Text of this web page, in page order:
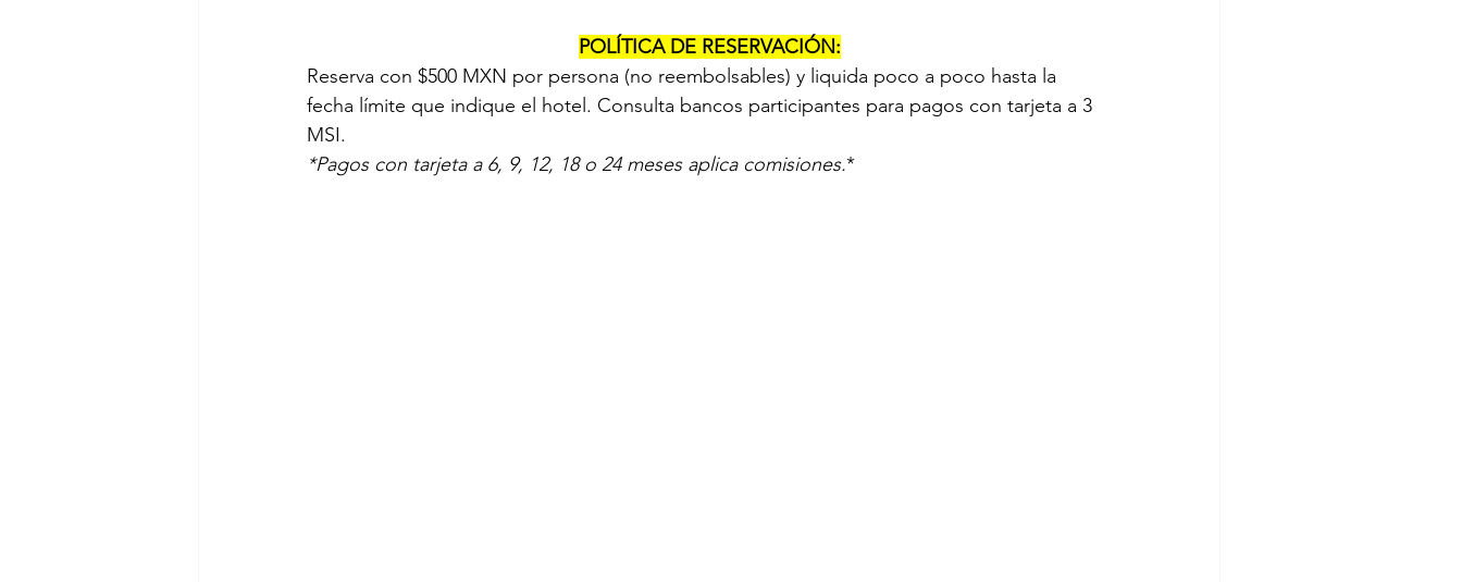
POLÍTICA DE RESERVACIÓN:
Reserva con $500 MXN por persona (no reembolsables) y liquida poco a poco hasta la
fecha límite que indique el hotel. Consulta bancos participantes para pagos con tarjeta a 3
MSI.
*Pagos con tarjeta a 6, 9, 12, 18 o 24 meses aplica comisiones.*